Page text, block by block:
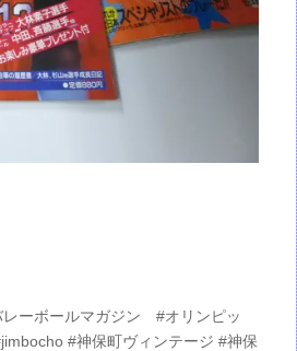
ーボールマガジン #オリンピッ
#神保町ヴィンテージ #神保